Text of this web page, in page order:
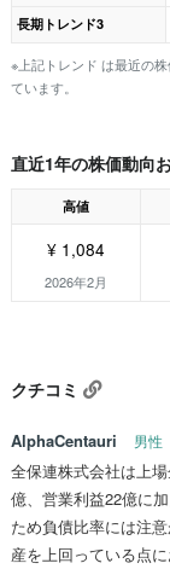
長期トレンド3
※上記トレンド は最近の
ています。
直近1年の株価動向
高値
¥ 1,084
2026年2月
クチコミ
AlphaCentauri 男性
全保連株式会社は上
億、営業利益22億に
ため負債比率には注
産を上回っている点